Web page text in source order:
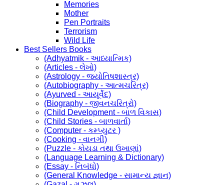
Memories
Mother
Pen Portraits
Terrorism
Wild Life
Best Sellers Books
(Adhyatmik - આધ્યાત્મિક)
(Articles - લેખો)
(Astrology - જ્યોતિષશાસ્ત્ર)
(Autobiography - આત્મચરિત્ર)
(Ayurved - આયૂર્વેદ)
(Biography - જીવનચરિત્રો)
(Child Development - બાળ વિકાસ)
(Child Stories - બાળવાર્તા)
(Computer - કમ્પ્યુટર )
(Cooking - વાનગી)
(Puzzle - કોયડા તથા ઉખાણાં)
(Language Learning & Dictionary)
(Essay - નિબંધો)
(General Knowledge - સામાન્ય જ્ઞાન)